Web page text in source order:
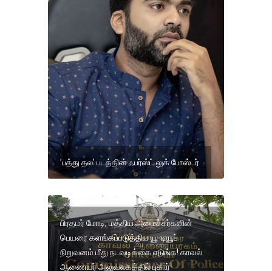
’பத்து தல’ படத்தின் ஃபர்ஸ்ட் லுக் போஸ்டர்
பிரதமர் மோடி, மத்திய அமைச்சர்களின்
பெயரை களங்கப்படுத்திய யூ-டியூப்
நிறுவனம் மீது நடவடிக்கை எடுங்க! காவல்
ஆணையர் அலுவலகத்தில் புகார்